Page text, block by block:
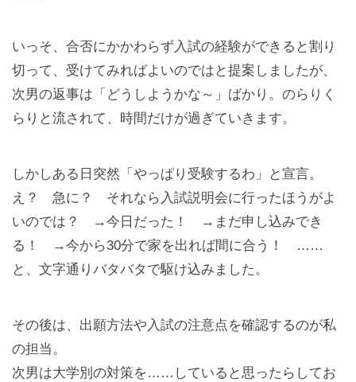
いっそ、合否にかかわらず入試の経験ができると割り
切って、受けてみればよいのではと提案しましたが、
次男の返事は「どうしようかな～」ばかり。のらりく
らりと流されて、時間だけが過ぎていきます。
しかしある日突然「やっぱり受験するわ」と宣言。
え？ 急に？ それなら入試説明会に行ったほうがよ
いのでは？ →今日だった！ →まだ申し込みでき
る！ →今から30分で家を出れば間に合う！ ……
と、文字通りバタバタで駆け込みました。
その後は、出願方法や入試の注意点を確認するのが私
の担当。
次男は大学別の対策を……していると思ったらしてお